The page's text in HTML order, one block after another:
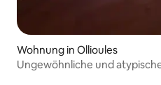
Wohnung in Ollioules
Ungewöhnliche und